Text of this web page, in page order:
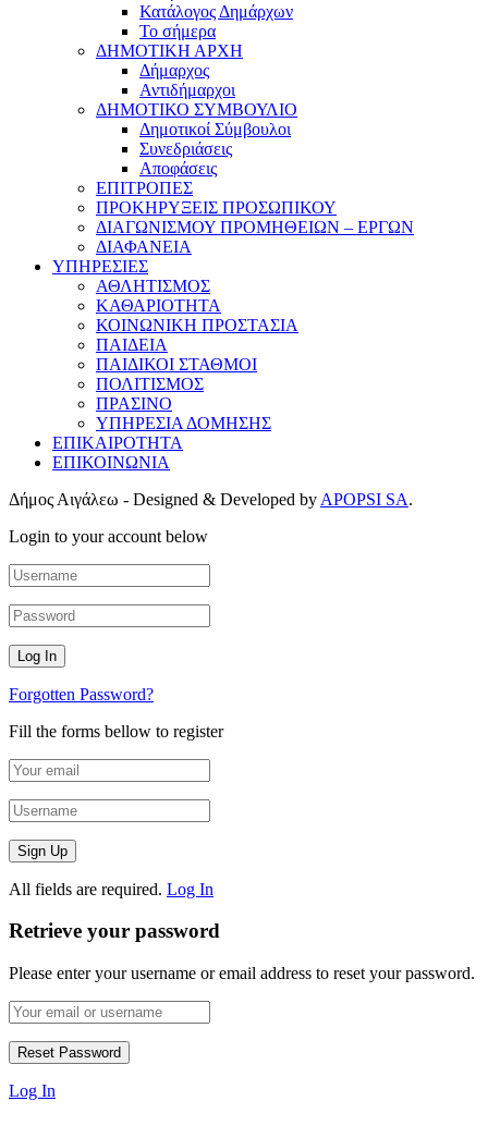
Κατάλογος Δημάρχων
Το σήμερα
ΔΗΜΟΤΙΚΗ ΑΡΧΗ
Δήμαρχος
Αντιδήμαρχοι
ΔΗΜΟΤΙΚΟ ΣΥΜΒΟΥΛΙΟ
Δημοτικοί Σύμβουλοι
Συνεδριάσεις
Αποφάσεις
ΕΠΙΤΡΟΠΕΣ
ΠΡΟΚΗΡΥΞΕΙΣ ΠΡΟΣΩΠΙΚΟΥ
ΔΙΑΓΩΝΙΣΜΟΥ ΠΡΟΜΗΘΕΙΩΝ – ΕΡΓΩΝ
ΔΙΑΦΑΝΕΙΑ
ΥΠΗΡΕΣΙΕΣ
ΑΘΛΗΤΙΣΜΟΣ
ΚΑΘΑΡΙΟΤΗΤΑ
ΚΟΙΝΩΝΙΚΗ ΠΡΟΣΤΑΣΙΑ
ΠΑΙΔΕΙΑ
ΠΑΙΔΙΚΟΙ ΣΤΑΘΜΟΙ
ΠΟΛΙΤΙΣΜΟΣ
ΠΡΑΣΙΝΟ
ΥΠΗΡΕΣΙΑ ΔΟΜΗΣΗΣ
ΕΠΙΚΑΙΡΟΤΗΤΑ
ΕΠΙΚΟΙΝΩΝΙΑ
Δήμος Αιγάλεω - Designed & Developed by APOPSI SA.
Login to your account below
Forgotten Password?
Fill the forms bellow to register
All fields are required. Log In
Retrieve your password
Please enter your username or email address to reset your password.
Log In